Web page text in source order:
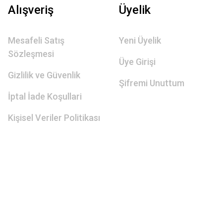
Alışveriş
Mesafeli Satış
Sözleşmesi
Gizlilik ve Güvenlik
İptal İade Koşullari
Kişisel Veriler Politikası
Üyelik
Yeni Üyelik
Üye Girişi
Şifremi Unuttum